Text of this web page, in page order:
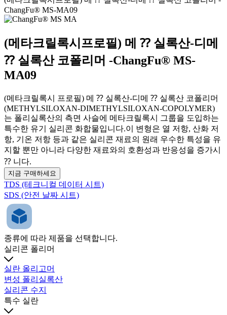
ChangFu® MS-MA09
(메타크릴록시프로필) 메 ⁇ 실록산-디메
⁇ 실록산 코폴리머 -ChangFu® MS-
MA09
(메타크릴록시 프로필) 메 ⁇ 실록산-디메 ⁇ 실록산 코폴리머
(METHYLSILOXAN-DIMETHYLSILOXAN-COPOLYMER)
는 폴리실록산의 측면 사슬에 메타크릴록시 그룹을 도입하는
특수한 유기 실리콘 화합물입니다.이 변형은 열 저항, 산화 저
항, 기온 저항 등과 같은 실리콘 재료의 원래 우수한 특성을 유
지할 뿐만 아니라 다양한 재료와의 호환성과 반응성을 증가시
⁇ 니다.
지금 구매하세요
TDS (테크니컬 데이터 시트)
SDS (안전 날짜 시트)
종류에 따라 제품을 선택합니다.
실리콘 폴리머
실란 올리고머
변성 폴리실록산
실리콘 수지
특수 실란